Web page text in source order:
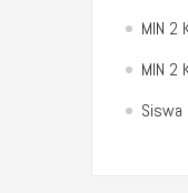
MIN 2
MIN 2
Siswa